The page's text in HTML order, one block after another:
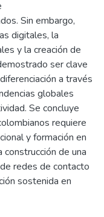
Sin embargo,
digitales, la
y la creación de
ser clave
a través
globales
Se concluye
requiere
y formación en
de una
redes de contacto
sostenida en